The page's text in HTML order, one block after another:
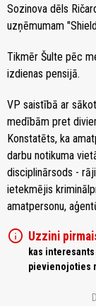
Sozinova dēls
uzņēmumam
Tikmēr Šulte pēc
izdienas pensijā.
VP saistībā ar
medībām pret
Konstatēts, ka
darbu notikuma
disciplinārsods -
ietekmējis
amatpersonu,
info Uzzini
kas
pievienojoties